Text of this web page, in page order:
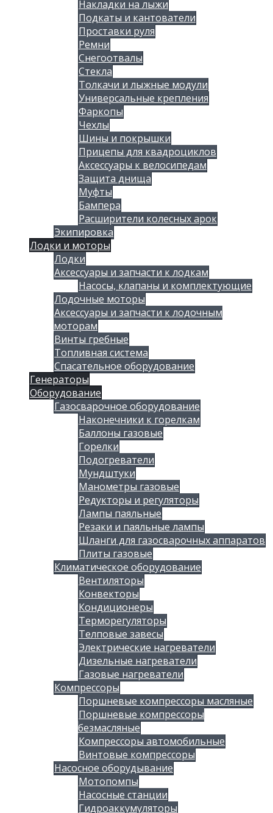
Накладки на лыжи
Подкаты и кантователи
Проставки руля
Ремни
Снегоотвалы
Стекла
Толкачи и лыжные модули
Универсальные крепления
Фаркопы
Чехлы
Шины и покрышки
Прицепы для квадроциклов
Аксессуары к велосипедам
Защита днища
Муфты
Бампера
Расширители колесных арок
Экипировка
Лодки и моторы
Лодки
Аксессуары и запчасти к лодкам
Насосы, клапаны и комплектующие
Лодочные моторы
Аксессуары и запчасти к лодочным
моторам
Винты гребные
Топливная система
Спасательное оборудование
Генераторы
Оборудование
Газосварочное оборудование
Наконечники к горелкам
Баллоны газовые
Горелки
Подогреватели
Мундштуки
Манометры газовые
Редукторы и регуляторы
Лампы паяльные
Резаки и паяльные лампы
Шланги для газосварочных аппаратов
Плиты газовые
Климатическое оборудование
Вентиляторы
Конвекторы
Кондиционеры
Терморегуляторы
Телповые завесы
Электрические нагреватели
Дизельные нагреватели
Газовые нагреватели
Компрессоры
Поршневые компрессоры масляные
Поршневые компрессоры
безмасляные
Компрессоры автомобильные
Винтовые компрессоры
Насосное оборудывание
Мотопомпы
Насосные станции
Гидроаккумуляторы